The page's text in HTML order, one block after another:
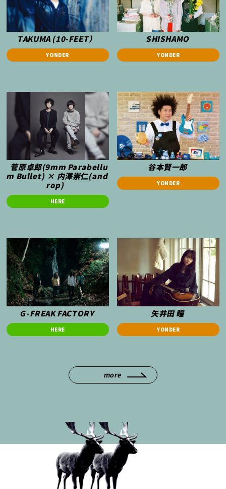
TAKUMA (10-FEET）
YONDER
SHISHAMO
YONDER
菅原卓郎(9mm Parabellu
m Bullet) × 内澤崇仁(and
rop)
HERE
谷本賢一郎
YONDER
G-FREAK FACTORY
HERE
矢井田 瞳
YONDER
more